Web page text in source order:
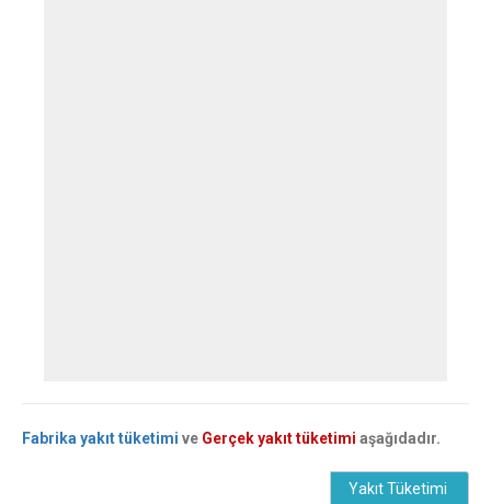
Fabrika yakıt tüketimi ve Gerçek yakıt tüketimi aşağıdadır.
Yakıt Tüketimi